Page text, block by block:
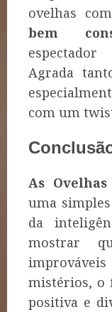
ovelhas
bem
Agrada
com um
As
uma
da
mostrar
mistérios, o
positiva e